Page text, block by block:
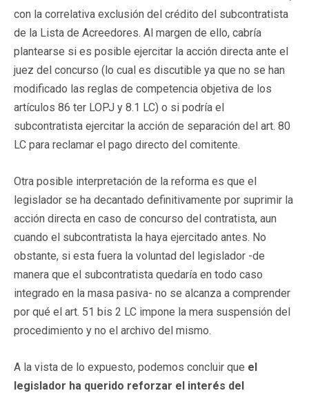
con la correlativa exclusión del crédito del subcontratista
de la Lista de Acreedores. Al margen de ello, cabría
plantearse si es posible ejercitar la acción directa ante el
juez del concurso (lo cual es discutible ya que no se han
modificado las reglas de competencia objetiva de los
artículos 86 ter LOPJ y 8.1 LC) o si podría el
subcontratista ejercitar la acción de separación del art. 80
LC para reclamar el pago directo del comitente.
Otra posible interpretación de la reforma es que el
legislador se ha decantado definitivamente por suprimir la
acción directa en caso de concurso del contratista, aun
cuando el subcontratista la haya ejercitado antes. No
obstante, si esta fuera la voluntad del legislador -de
manera que el subcontratista quedaría en todo caso
integrado en la masa pasiva- no se alcanza a comprender
por qué el art. 51 bis 2 LC impone la mera suspensión del
procedimiento y no el archivo del mismo.
A la vista de lo expuesto, podemos concluir que el
legislador ha querido reforzar el interés del